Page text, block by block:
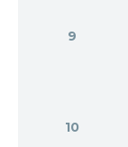
9
10